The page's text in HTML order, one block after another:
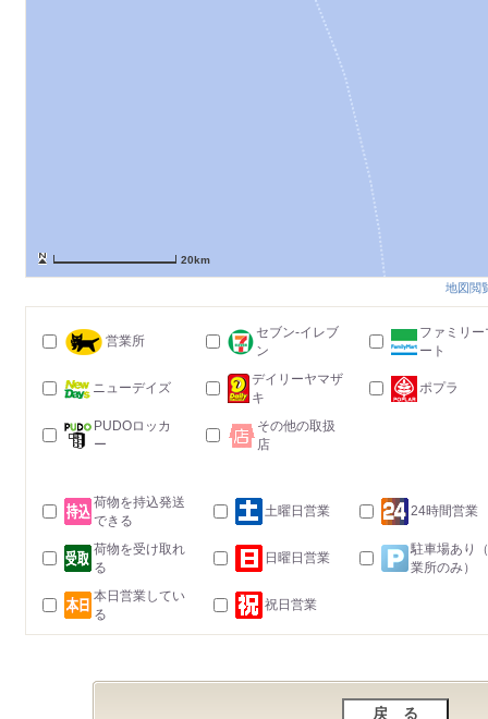
20km
地図閲
営業所
セブン-イレブ
ン
ファミリー
ート
ニューデイズ
デイリーヤマザ
キ
ポプラ
PUDOロッカ
ー
その他の取扱
店
荷物を持込発送
できる
土曜日営業 24時間営業
荷物を受け取れ
る
日曜日営業
駐車場あり
業所のみ）
本日営業してい
る
祝日営業